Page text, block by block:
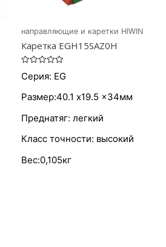
направляющие и каретки HIWIN
Каретка EGH15SAZ0H
Оценка
0
5
Серия: EG
Размер:40.1 x19.5 x34мм
Преднатяг: легкий
Класс точности: высокий
Вес:0,105кг